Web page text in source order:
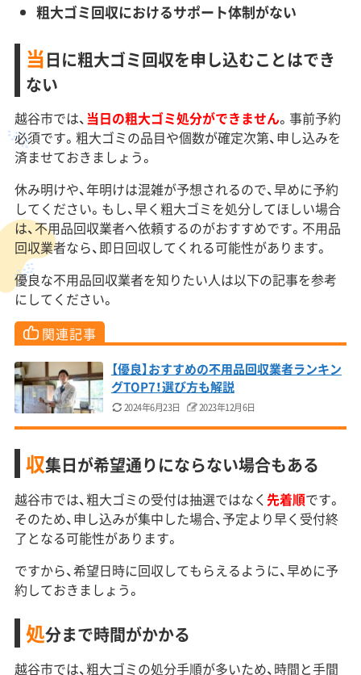
粗大ゴミ回収におけるサポート体制がない
当日に粗大ゴミ回収を申し込むことはでき
ない
越谷市では、当日の粗大ゴミ処分ができません。事前予約
必須です。粗大ゴミの品目や個数が確定次第、申し込みを
済ませておきましょう。
休み明けや、年明けは混雑が予想されるので、早めに予約
してください。もし、早く粗大ゴミを処分してほしい場合
は、不用品回収業者へ依頼するのがおすすめです。不用品
回収業者なら、即日回収してくれる可能性があります。
優良な不用品回収業者を知りたい人は以下の記事を参考
にしてください。
関連記事
【優良】おすすめの不用品回収業者ランキン
グTOP7！選び方も解説
2024年6月23日 2023年12月6日
収集日が希望通りにならない場合もある
越谷市では、粗大ゴミの受付は抽選ではなく 先着順です。
そのため、申し込みが集中した場合、予定より早く受付終
了となる可能性があります。
ですから、希望日時に回収してもらえるように、早めに予
約しておきましょう。
処分まで時間がかかる
越谷市では、粗大ゴミの処分手順が多いため、時間と手間